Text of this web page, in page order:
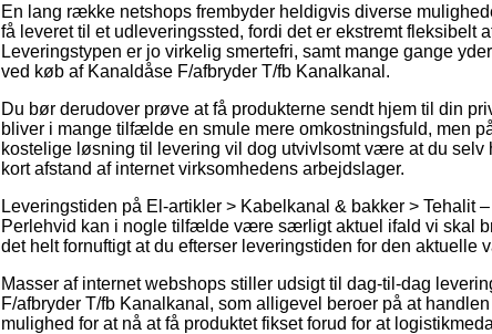
En lang række netshops frembyder heldigvis diverse
få leveret til et udleveringssted, fordi det er ekstremt fleksibelt
Leveringstypen er jo virkelig smertefri, samt mange gange
ved køb af Kanaldåse F/afbryder T/fb Kanalkanal.
Du bør derudover prøve at få produkterne sendt hjem til din
bliver i mange tilfælde en smule mere omkostningsfuld, men
kostelige løsning til levering vil dog utvivlsomt være at du
kort afstand af internet virksomhedens arbejdslager.
Leveringstiden på El-artikler > Kabelkanal & bakker > Tehalit
Perlehvid kan i nogle tilfælde være særligt aktuel ifald vi skal
det helt fornuftigt at du efterser leveringstiden for den aktuelle
Masser af internet webshops stiller udsigt til dag-til-dag
F/afbryder T/fb Kanalkanal, som alligevel beroer på at
mulighed for at nå at få produktet fikset forud for at